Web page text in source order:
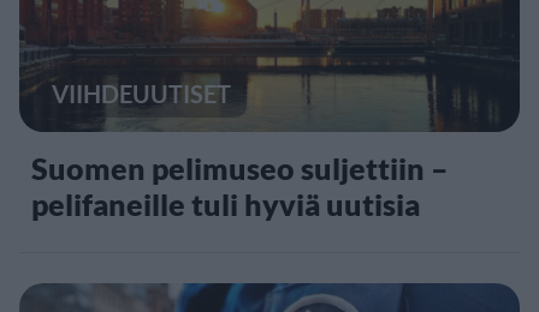
VIIHDEUUTISET
Suomen pelimuseo suljettiin –
pelifaneille tuli hyviä uutisia